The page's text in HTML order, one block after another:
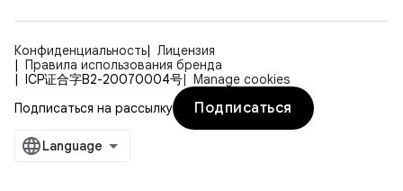
Конфиденциальность
Лицензия
Правила использования бренда
ICP证合字B2-20070004号
Manage cookies
Подписаться на рассылку
Подписаться